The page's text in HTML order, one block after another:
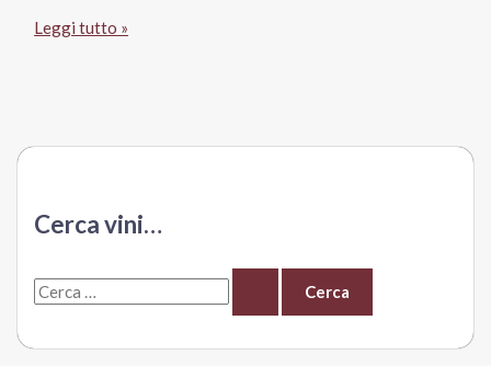
Nespolino
dal
Nespoli
Leggi tutto »
Cerca vini…
C
r